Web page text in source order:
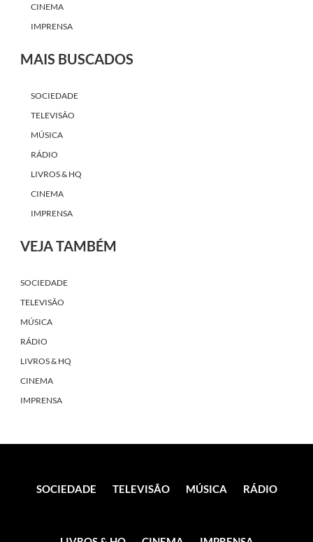
CINEMA
IMPRENSA
MAIS BUSCADOS
SOCIEDADE
TELEVISÃO
MÚSICA
RÁDIO
LIVROS & HQ
CINEMA
IMPRENSA
VEJA TAMBÉM
SOCIEDADE
TELEVISÃO
MÚSICA
RÁDIO
LIVROS & HQ
CINEMA
IMPRENSA
SOCIEDADE TELEVISÃO MÚSICA RÁDIO